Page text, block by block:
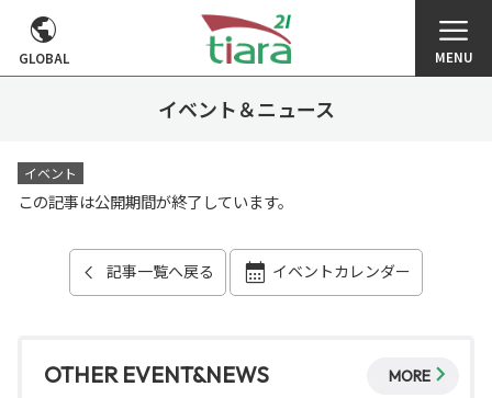
GLOBAL MENU
イベント＆ニュース
イベント
この記事は公開期間が終了しています。
記事一覧へ戻る イベントカレンダー
OTHER EVENT&NEWS MORE